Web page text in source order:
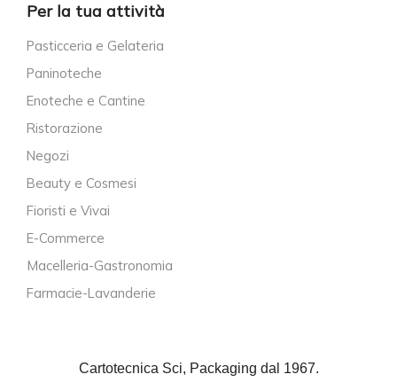
Per la tua attività
Pasticceria e Gelateria
Paninoteche
Enoteche e Cantine
Ristorazione
Negozi
Beauty e Cosmesi
Fioristi e Vivai
E-Commerce
Macelleria-Gastronomia
Farmacie-Lavanderie
Cartotecnica Sci, Packaging dal 1967.